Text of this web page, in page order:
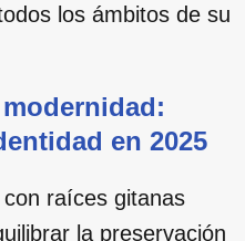
los ámbitos de su
en 2025
raíces gitanas
la preservación